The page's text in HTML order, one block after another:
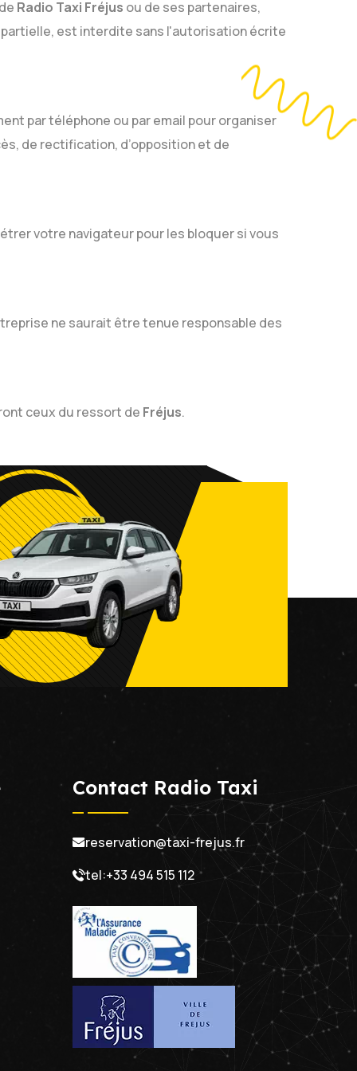
Radio Taxi Fréjus ou de ses partenaires,
est interdite sans l'autorisation écrite
par téléphone ou par email pour organiser
de rectification, d’opposition et de
votre navigateur pour les bloquer si vous
ne saurait être tenue responsable des
ceux du ressort de Fréjus.
Contact Radio Taxi
reservation@taxi-frejus.fr
tel:+33 494 515 112